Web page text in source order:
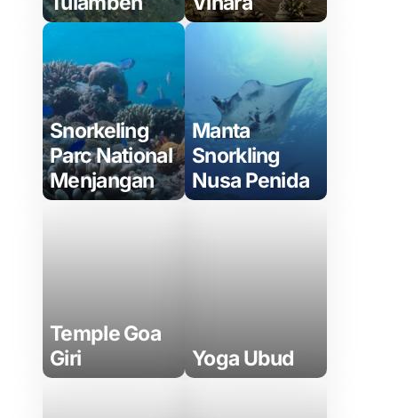
Snorkeling
Parc National
Menjangan
Manta
Snorkling
Nusa Penida
Temple Goa
Giri
Yoga Ubud